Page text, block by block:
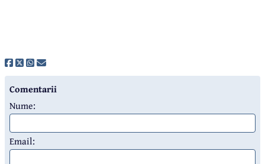
Comentarii
Nume:
Email: